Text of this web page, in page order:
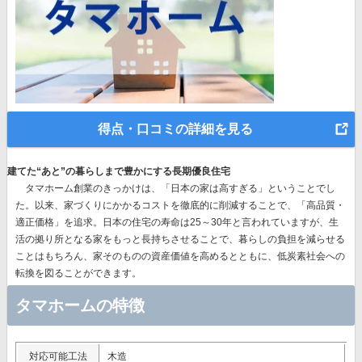
得点・口コミの詳細を見る
建てた“あと”の暮らしまで豊かにする長期優良住宅
タマホーム創業のきっかけは、「日本の家は高すぎる」ということでし
た。以来、 家づくりにかかるコストを徹底的に削減することで、「高品質・
適正価格」を追求。
日本の住宅の寿命は25～30年と言われていますが、生
活の拠り所となる家をもっと長持ちさせることで、暮らしの負担を減らせる
ことはもちろん、家そのものの資産価値を高めるとともに、低炭素社会への
転換を図ることができます。
タマホームの特徴
対応可能工法 木造